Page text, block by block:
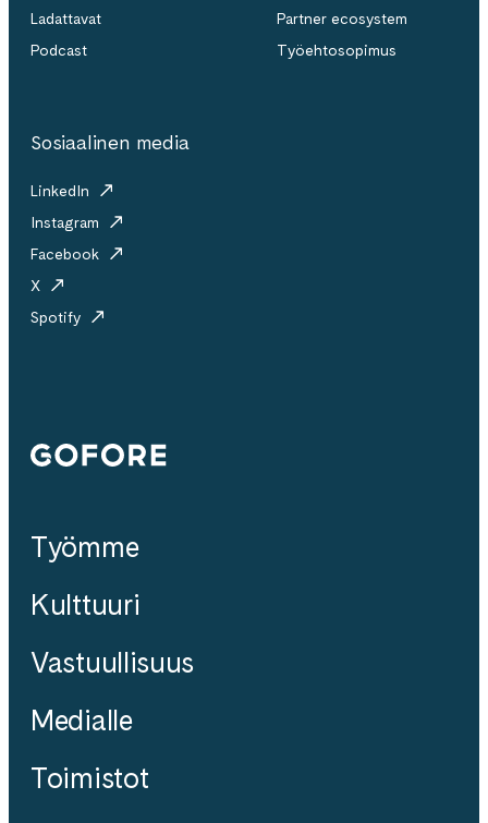
Ladattavat
Podcast
Partner ecosystem
Työehtosopimus
Sosiaalinen media
LinkedIn
Instagram
Facebook
X
Spotify
Gofore
Työmme
Kulttuuri
Vastuullisuus
Medialle
Toimistot